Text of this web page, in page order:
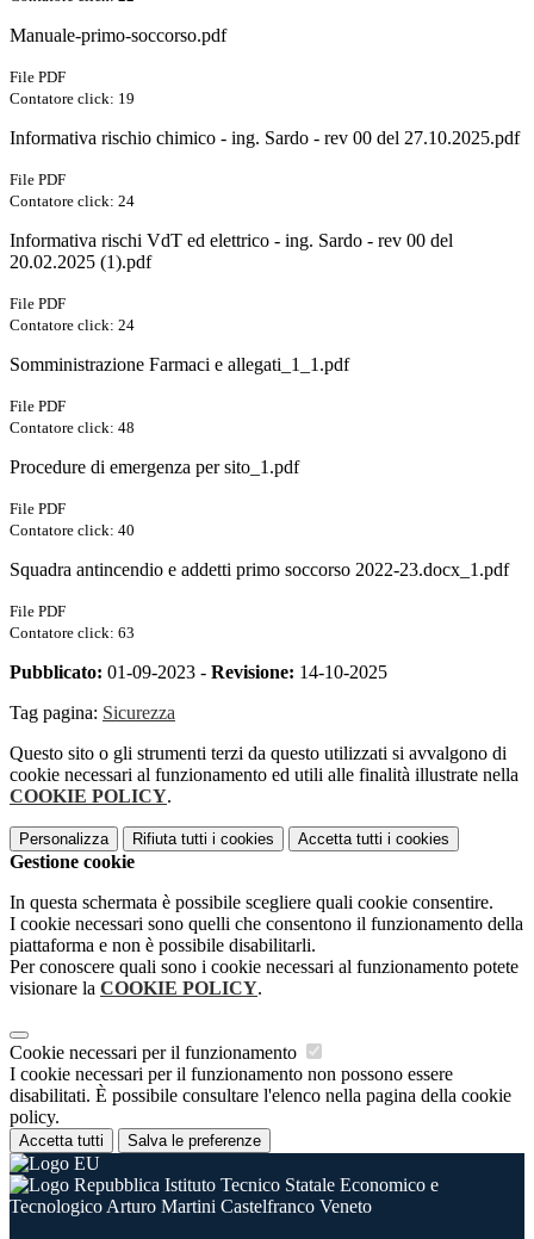
Manuale-primo-soccorso.pdf
File PDF
Contatore click: 19
Informativa rischio chimico - ing. Sardo - rev 00 del 27.10.2025.pdf
File PDF
Contatore click: 24
Informativa rischi VdT ed elettrico - ing. Sardo - rev 00 del
20.02.2025 (1).pdf
File PDF
Contatore click: 24
Somministrazione Farmaci e allegati_1_1.pdf
File PDF
Contatore click: 48
Procedure di emergenza per sito_1.pdf
File PDF
Contatore click: 40
Squadra antincendio e addetti primo soccorso 2022-23.docx_1.pdf
File PDF
Contatore click: 63
Pubblicato: 01-09-2023 - Revisione: 14-10-2025
Tag pagina: Sicurezza
Questo sito o gli strumenti terzi da questo utilizzati si avvalgono di
cookie necessari al funzionamento ed utili alle finalità illustrate nella
COOKIE POLICY.
Personalizza Rifiuta tutti i cookies Accetta tutti i cookies
Gestione cookie
In questa schermata è possibile scegliere quali cookie consentire.
I cookie necessari sono quelli che consentono il funzionamento della
piattaforma e non è possibile disabilitarli.
Per conoscere quali sono i cookie necessari al funzionamento potete
visionare la COOKIE POLICY.
Cookie necessari per il funzionamento
I cookie necessari per il funzionamento non possono essere
disabilitati. È possibile consultare l'elenco nella pagina della cookie
policy.
Accetta tutti Salva le preferenze
Istituto Tecnico Statale Economico e
Tecnologico Arturo Martini Castelfranco Veneto